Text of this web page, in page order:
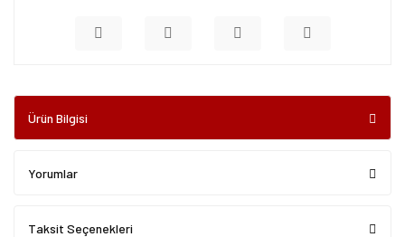
Ürün Bilgisi
Yorumlar
Taksit Seçenekleri